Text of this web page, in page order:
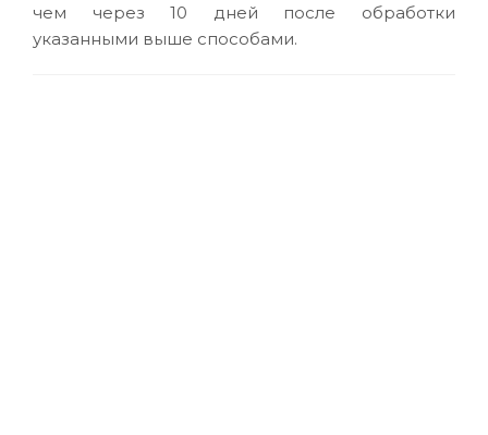
чем через 10 дней после обработки
указанными выше способами.